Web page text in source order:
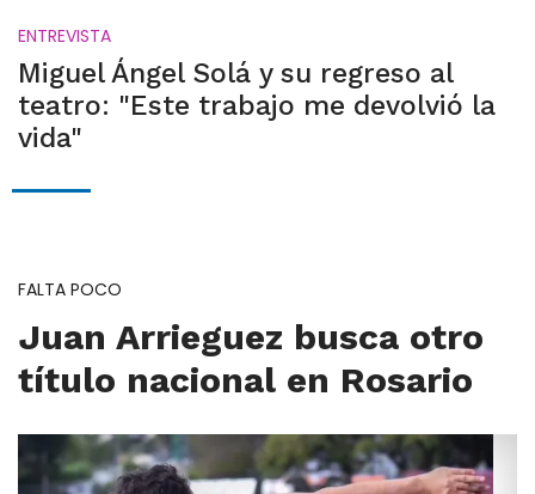
ENTREVISTA
Miguel Ángel Solá y su regreso al
teatro: "Este trabajo me devolvió la
vida"
FALTA POCO
Juan Arrieguez busca otro
título nacional en Rosario